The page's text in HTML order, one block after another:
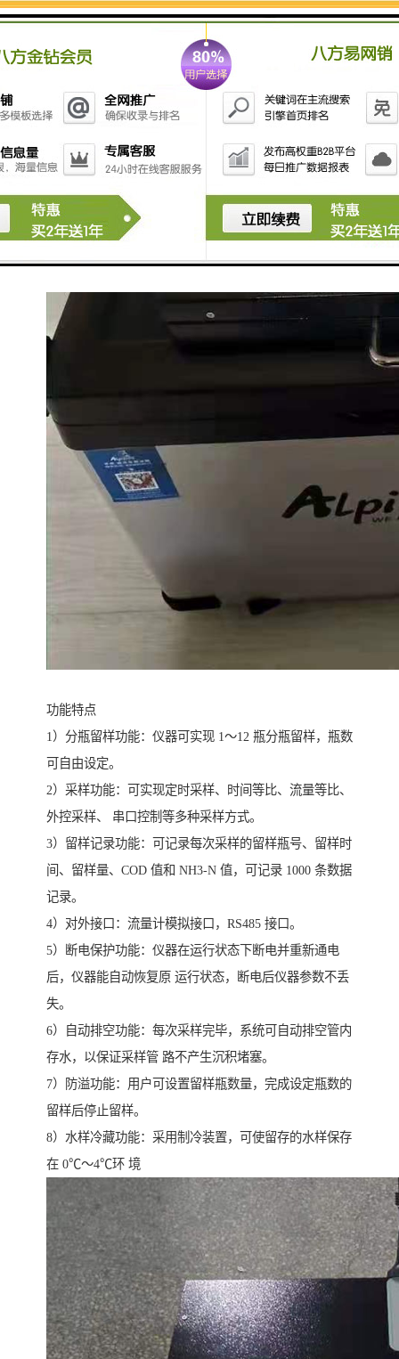
功能特点
1）分瓶留样功能：仪器可实现 1～12 瓶分瓶留样，瓶数
可自由设定。
2）采样功能：可实现定时采样、时间等比、流量等比、
外控采样、 串口控制等多种采样方式。
3）留样记录功能：可记录每次采样的留样瓶号、留样时
间、留样量、COD 值和 NH3-N 值，可记录 1000 条数据
记录。
4）对外接口：流量计模拟接口，RS485 接口。
5）断电保护功能：仪器在运行状态下断电并重新通电
后，仪器能自动恢复原 运行状态，断电后仪器参数不丢
失。
6）自动排空功能：每次采样完毕，系统可自动排空管内
存水，以保证采样管 路不产生沉积堵塞。
7）防溢功能：用户可设置留样瓶数量，完成设定瓶数的
留样后停止留样。
8）水样冷藏功能：采用制冷装置，可使留存的水样保存
在 0℃～4℃环 境